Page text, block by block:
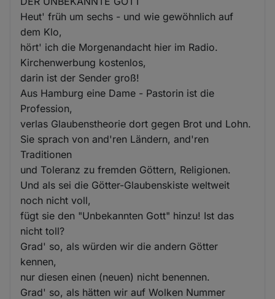
Heut' früh um sechs - und wie gewöhnlich auf
dem Klo,
hört' ich die Morgenandacht hier im Radio.
Kirchenwerbung kostenlos,
darin ist der Sender groß!
Aus Hamburg eine Dame - Pastorin ist die
Profession,
verlas Glaubenstheorie dort gegen Brot und Lohn.
Sie sprach von and'ren Ländern, and'ren
Traditionen
und Toleranz zu fremden Göttern, Religionen.
Und als sei die Götter-Glaubenskiste weltweit
noch nicht voll,
fügt sie den "Unbekannten Gott" hinzu! Ist das
nicht toll?
Grad' so, als würden wir die andern Götter
kennen,
nur diesen einen (neuen) nicht benennen.
Grad' so, als hätten wir auf Wolken Nummer